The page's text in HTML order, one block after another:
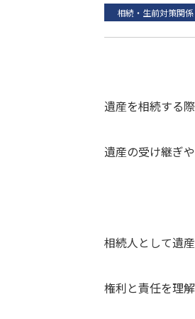
相続・生前対策関係
遺産を相続する
遺産の受け継ぎ
相続人として遺
権利と責任を理